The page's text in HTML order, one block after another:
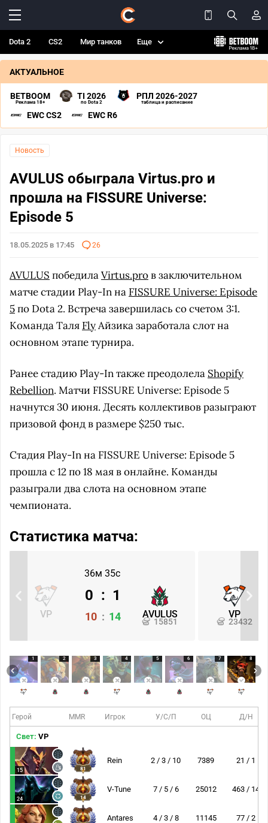
Dota 2 CS2 Мир танков Еще
АКТУАЛЬНОЕ
BETBOOM
Реклама 18+
TI 2026
по Dota 2
РПЛ 2026-2027
таблица и расписание
EWC CS2 EWC R6
Новость
AVULUS обыграла Virtus.pro и
прошла на FISSURE Universe:
Episode 5
18.05.2025 в 17:45 26
AVULUS победилаVirtus.proв заключительном
матче стадии Play-In на FISSURE Universe: Episode
5по Dota 2. Встреча завершилась со счетом 3:1.
Команда Таля FlyАйзика заработала слот на
основном этапе турнира.
Ранее стадию Play-In также преодолела Shopify
Rebellion. Матчи FISSURE Universe: Episode 5
начнутся 30 июня. Десять коллективов разыграют
призовой фонд в размере $250 тыс.
Стадия Play-In на FISSURE Universe: Episode 5
прошла с 12 по 18 мая в онлайне. Команды
разыграли два слота на основном этапе
чемпионата.
Статистика матча:
36м 35с
VP AVULUS
15851
0 : 1
10 : 14 VP
23432
1 2 3 4 5 6 7 8
Герой MMR Игрок У/С/П ОЦ Д/Н
Свет: VP
15 81
Rein 2 / 3 / 10 7389 21 / 1
24 14
V-Tune 7 / 5 / 6 25012 463 / 14
Antares 4 / 3 / 8 11145 77 / 2